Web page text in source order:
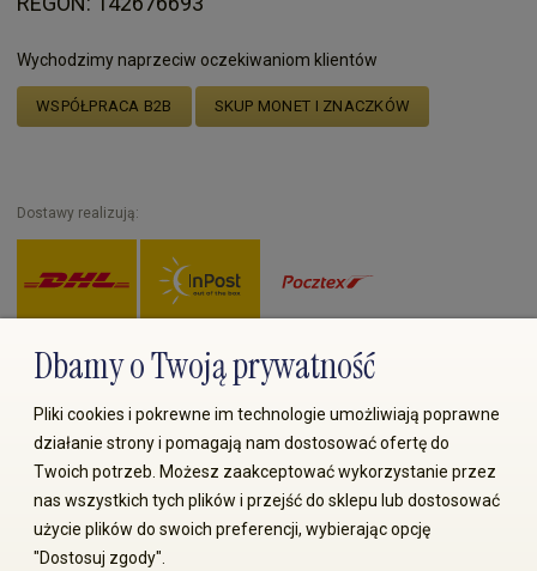
Wychodzimy naprzeciw oczekiwaniom klientów
WSPÓŁPRACA B2B SKUP MONET I ZNACZKÓW
Dostawy realizują:
Zapłać przez:
Dbamy o Twoją prywatność
Pliki cookies i pokrewne im technologie umożliwiają poprawne
działanie strony i pomagają nam dostosować ofertę do
Twoich potrzeb. Możesz zaakceptować wykorzystanie przez
nas wszystkich tych plików i przejść do sklepu lub dostosować
użycie plików do swoich preferencji, wybierając opcję
"Dostosuj zgody".